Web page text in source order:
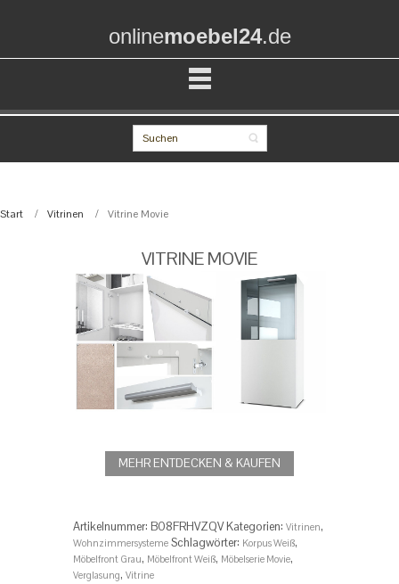
onlinemoebel24.de
Start Vitrinen Vitrine Movie
VITRINE MOVIE
MEHR ENTDECKEN & KAUFEN
Artikelnummer: ‎‎B08FRHVZQVKategorien: Vitrinen,
Wohnzimmersysteme Schlagwörter: Korpus Weiß,
Möbelfront Grau, Möbelfront Weiß, Möbelserie Movie,
Verglasung, Vitrine